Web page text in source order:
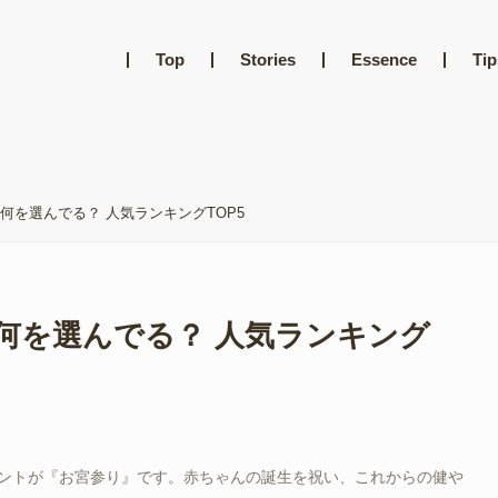
Top Stories Essence
を選んでる？ 人気ランキングTOP5
を選んでる？ 人気ランキング
トが『お宮参り』です。赤ちゃんの誕生を祝い、これからの健や